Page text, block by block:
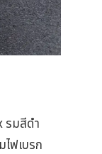
รมสีดำ
ฟเบรก